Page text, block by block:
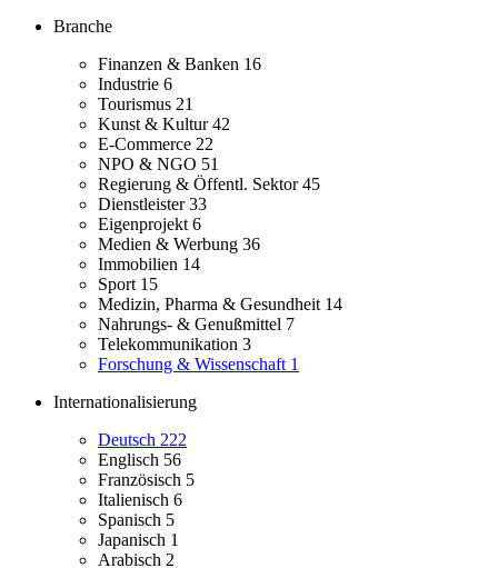
Branche
Finanzen & Banken 16
Industrie 6
Tourismus 21
Kunst & Kultur42
E-Commerce 22
NPO & NGO 51
Regierung & Öffentl. Sektor45
Dienstleister33
Eigenprojekt 6
Medien & Werbung 36
Immobilien 14
Sport 15
Medizin, Pharma & Gesundheit 14
Nahrungs- & Genußmittel 7
Telekommunikation 3
Forschung & Wissenschaft 1
Internationalisierung
Deutsch 222
Englisch 56
Französisch 5
Italienisch 6
Spanisch 5
Japanisch 1
Arabisch 2